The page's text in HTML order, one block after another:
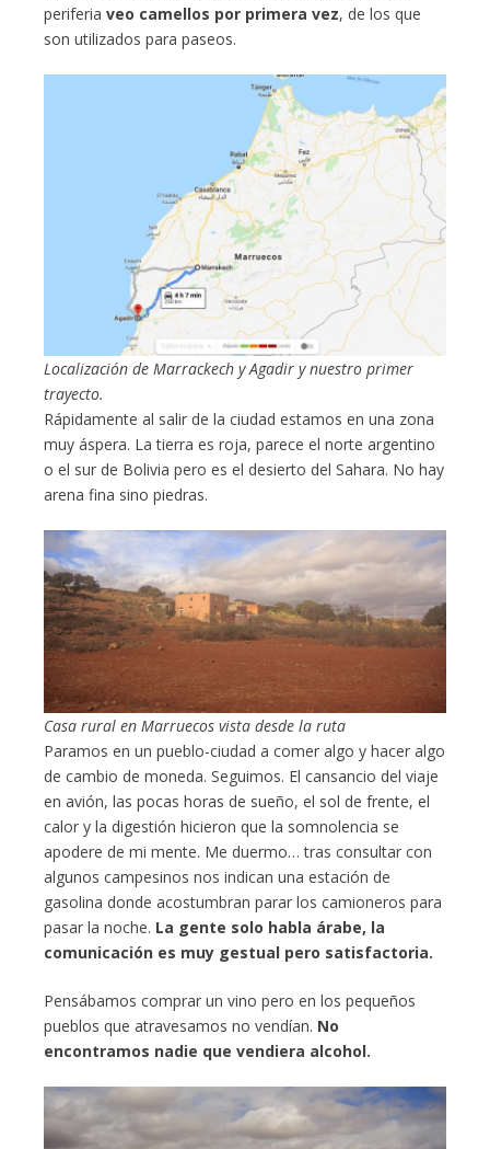
periferia veo camellos por primera vez, de los que
son utilizados para paseos.
Localización de Marrackech y Agadir y nuestro primer
trayecto.
Rápidamente al salir de la ciudad estamos en una zona
muy áspera. La tierra es roja, parece el norte argentino
o el sur de Bolivia pero es el desierto del Sahara. No hay
arena fina sino piedras.
Casa rural en Marruecos vista desde la ruta
Paramos en un pueblo-ciudad a comer algo y hacer algo
de cambio de moneda. Seguimos. El cansancio del viaje
en avión, las pocas horas de sueño, el sol de frente, el
calor y la digestión hicieron que la somnolencia se
apodere de mi mente. Me duermo… tras consultar con
algunos campesinos nos indican una estación de
gasolina donde acostumbran parar los camioneros para
pasar la noche. La gente solo habla árabe, la
comunicación es muy gestual pero satisfactoria.
Pensábamos comprar un vino pero en los pequeños
pueblos que atravesamos no vendían. No
encontramos nadie que vendiera alcohol.